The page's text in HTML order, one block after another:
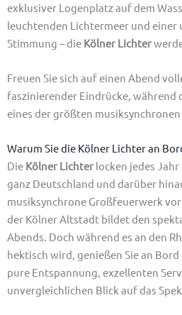
exklusiver Logenplatz auf dem
leuchtenden Lichtermeer und einer
Stimmung – die Kölner Lichter
Freuen Sie sich auf einen Abend
faszinierender Eindrücke, während
eines der größten
Warum Sie die Kölner Lichter an
Die Kölner Lichter locken jedes
ganz Deutschland und darüber
musiksynchrone Großfeuerwerk
der Kölner Altstadt bildet den
Abends. Doch während es an den
hektisch wird, genießen Sie an
pure Entspannung, exzellenten
unvergleichlichen Blick auf das